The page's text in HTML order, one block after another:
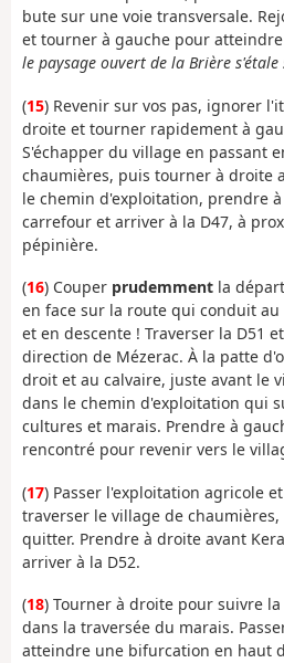
bute sur une voie transversale.
et tourner à gauche pour
le paysage ouvert de la Brière s'étale
(15) Revenir sur vos pas, ignorer
droite et tourner rapidement à
S'échapper du village en passant
chaumières, puis tourner à droite
le chemin d'exploitation, prendre
carrefour et arriver à la D47, à
pépinière.
(16) Couper prudemment la
en face sur la route qui conduit
et en descente ! Traverser la D51
direction de Mézerac. À la patte
droit et au calvaire, juste avant le
dans le chemin d'exploitation qui
cultures et marais. Prendre à
rencontré pour revenir vers le
(17) Passer l'exploitation agricole
traverser le village de
quitter. Prendre à droite avant
arriver à la D52.
(18) Tourner à droite pour suivre
dans la traversée du marais.
atteindre une bifurcation en haut